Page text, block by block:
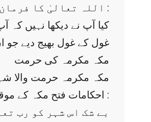
اللہ تعالیٰ کا فرمان ہے :
غول کے غول بھیج دیے جو ان
مکہ مکرمہ کی حرمت
مکہ مکرمہ حرمت والا
احکامات فتح مکہ کے موقع پر یوں بیان فرمائے :